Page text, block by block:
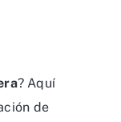
? Aquí
de